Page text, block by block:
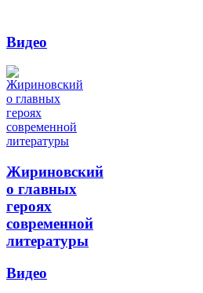
Видео
Жириновский
о главных
героях
современной
литературы
Видео